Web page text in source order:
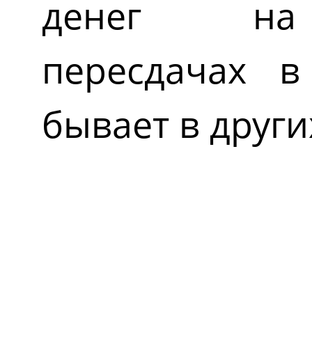
денег на
пересдачах
бывает в